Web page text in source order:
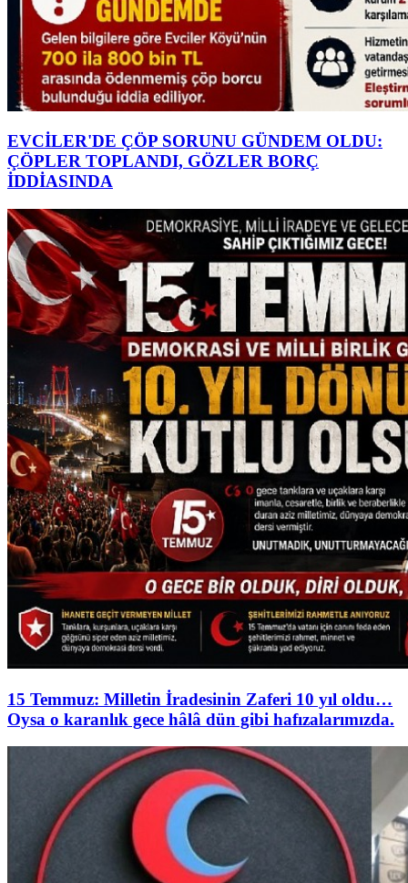
EVCİLER'DE ÇÖP SORUNU GÜNDEM OLDU:
ÇÖPLER TOPLANDI, GÖZLER BORÇ
İDDİASINDA
15 Temmuz: Milletin İradesinin Zaferi 10 yıl oldu…
Oysa o karanlık gece hâlâ dün gibi hafızalarımızda.